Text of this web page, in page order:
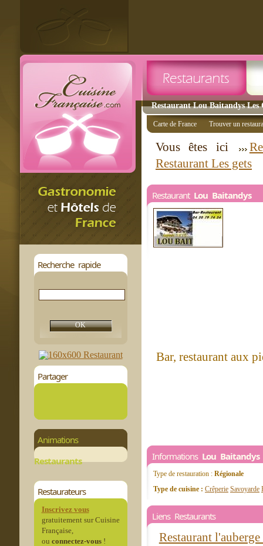
Restaurant Lou Baitandys Les
Recherche rapide
Partager
Animations
Restaurants
Restaurateurs
Inscrivez vous
gratuitement sur Cuisine
Française,
ou connectez-vous!
Carte de France Trouver un
Vous êtes ici
Restaurant Les gets
Restaurant Lou Baitandys
Bar, restaurant aux
Informations Lou Baitandys
Type de restauration : Régionale
Type de cuisine : Crêperie Savoyarde
Liens Restaurants
Restaurant